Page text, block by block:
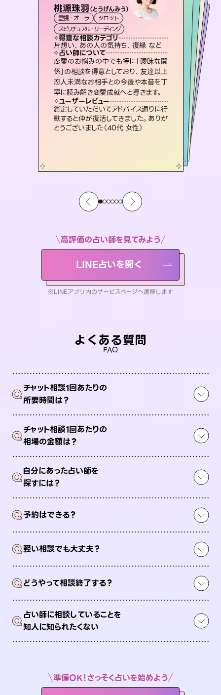
桃源珠羽（とうげんみう）
霊視・オーラ
タロット
スピリチュアル・リーディング
得意な相談カテゴリ
片想い、あの人の気持ち、復縁 など
占い師について
恋愛のお悩みの中でも特に「曖昧な関
係」の相談を得意としており、友達以上
恋人未満なお相手との今後や本音を丁
寧に読み解き恋愛成就へと導きます。
ユーザーレビュー
鑑定していただいてアドバイス通りに行
動すると仲が復活してきました。ありが
とうございました（40代 女性）
セラピスト理恵
霊視・オーラ タロット
スピリチュアル・リーディング
得意な相談カテゴリ
片想い、二人の未来、年の差 など
占い師について
連絡再開、復縁、成就などの報告実績
多数。セラピストとして2万超の施術経
験があるからこそできる鑑定で、より良
い未来をサポートします。
ユーザーレビュー
とても心温まる鑑定でした。しかもこち
らは何も言っていないのに視えていらっ
しゃるんだなと驚きです（30代女性）
彗望（すいぼう
霊視・オーラ
スピリチュアル・リーディング
得意な相談カテゴリ
片想い、あの人の気持ち、復縁 など
占い師について
3,700年以上の歴史を持つ東洋最古の
占術「易占」で詳細まで占い、幸せへ向
かう道筋を示します。厳しい結果にも具
体的な対策をお伝えします。
ユーザーレビュー
複雑な背景もしっかり聞いて鑑定して
いただけました。気持ちが楽になりまし
た（50代 女性）
おう 霊感オラクル
霊視・オーラ
オラクルカード
得意な相談カテゴリ
恋愛総合、あの人の気持ち など
占い師について
霊視×オラクルカードを使って「今」と「未来」そして「気になるあの人の気持ち」まで丁寧に読み解き、恋や人生のヒントを優しく引き出します。
ユーザーレビュー
不安な気持ちが嘘みたいに晴れまし
た…！よく視えていらっしゃるんだなと
感じました（40代 女性）
未来視師＊花
霊視・オーラ
スピリチュアル・リーディング
得意な相談カテゴリ
出逢い、片想い、復縁 など
占い師について
未来には何パターンもの選択肢があり
ます。不安で視えにくくなっているあな
たの素敵な未来を見つけ、その未来を
選択できるようアドバイスします。
ユーザーレビュー
職場の人の性質や人間関係、本心など
本当によく視えていてびっくり。対策が
打てて前向きになれます（40代）
アイリス -iris-
西洋占星術 タロット
ルーン
得意な相談カテゴリ
恋愛総合、片想い、二人の未来 など
占い師について
復縁、恋愛、不倫の行方、同性愛や片
思い、仕事関係や借金問題まで知りた
いことや心の負担になっていることを
紐解き、背中をそっと押して導きます。
ユーザーレビュー
安心感のあり、言い切ってくれる所や濁
さない鑑定のおかげで、毎回自分の気
持ちを整えられます（30代 男性）
高評価の占い師を見てみよう
LINE占いを開く
※LINEアプリ内のサービスページへ遷移します
よくある質問
FAQ
Qチャット相談1回あたりの
所要時間は？
Qチャット相談1回あたりの
相場の金額は？
Q自分にあった占い師を
探すには？
Q予約はできる？
Q軽い相談でも大丈夫？
Qどうやって相談終了する？
Q占い師に相談していることを
知人に知られたくない
準備OK！さっそく占いを始めよう